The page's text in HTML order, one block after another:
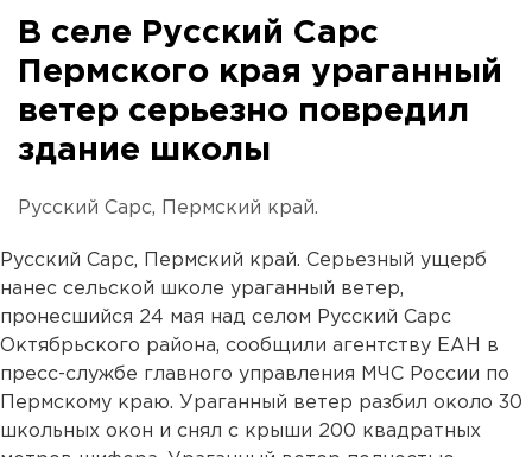
В селе Русский Сарс
Пермского края ураганный
ветер серьезно повредил
здание школы
Русский Сарс, Пермский край.
Русский Сарс, Пермский край. Серьезный ущерб
нанес сельской школе ураганный ветер,
пронесшийся 24 мая над селом Русский Сарс
Октябрьского района, сообщили агентству ЕАН в
пресс-службе главного управления МЧС России по
Пермскому краю. Ураганный ветер разбил около 30
школьных окон и снял с крыши 200 квадратных